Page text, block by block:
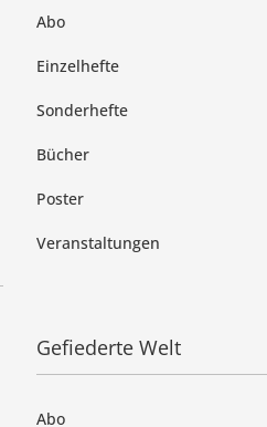
Abo
Einzelhefte
Sonderhefte
Bücher
Poster
Veranstaltungen
Gefiederte Welt
Abo